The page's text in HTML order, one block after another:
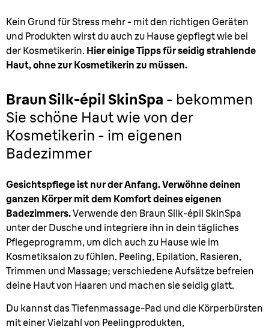
Kein Grund für Stress mehr - mit den richtigen Geräten
und Produkten wirst du auch zu Hause gepflegt wie bei
der Kosmetikerin. Hier einige Tipps für seidig strahlende
Haut, ohne zur Kosmetikerin zu müssen.
Braun Silk-épil SkinSpa - bekommen
Sie schöne Haut wie von der
Kosmetikerin - im eigenen
Badezimmer
Gesichtspflege ist nur der Anfang. Verwöhne deinen
ganzen Körper mit dem Komfort deines eigenen
Badezimmers.Verwende den Braun Silk-épil SkinSpa
unter der Dusche und integriere ihn in dein tägliches
Pflegeprogramm, um dich auch zu Hause wie im
Kosmetiksalon zu fühlen. Peeling, Epilation, Rasieren,
Trimmen und Massage; verschiedene Aufsätze befreien
deine Haut von Haaren und machen sie seidig glatt.
Du kannst das Tiefenmassage-Pad und die Körperbürsten
mit einer Vielzahl von Peelingprodukten,